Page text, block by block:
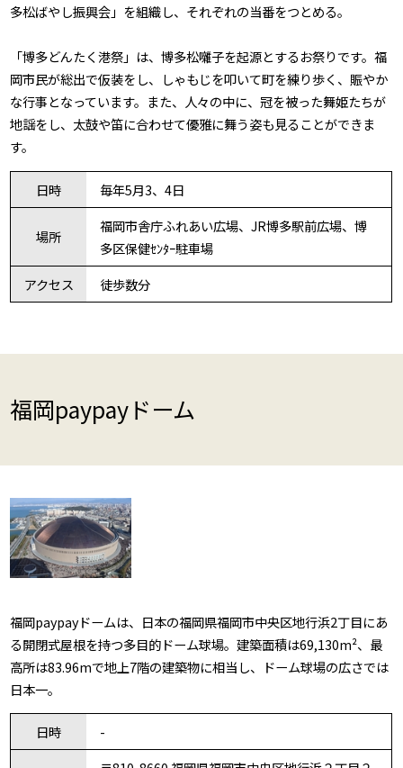
多松ばやし振興会」を組織し、それぞれの当番をつとめる。
「博多どんたく港祭」は、博多松囃子を起源とするお祭りです。福
岡市民が総出で仮装をし、しゃもじを叩いて町を練り歩く、賑やか
な行事となっています。また、人々の中に、冠を被った舞姫たちが
地謡をし、太鼓や笛に合わせて優雅に舞う姿も見ることができま
す。
日時 毎年5月3、4日
場所
福岡市舎庁ふれあい広場、JR博多駅前広場、博
多区保健ｾﾝﾀｰ駐車場
アクセス
徒歩数分
福岡paypayドーム
福岡paypayドームは、日本の福岡県福岡市中央区地行浜2丁目にあ
る開閉式屋根を持つ多目的ドーム球場。建築面積は69,130m²、最
高所は83.96mで地上7階の建築物に相当し、ドーム球場の広さでは
日本一。
日時
-